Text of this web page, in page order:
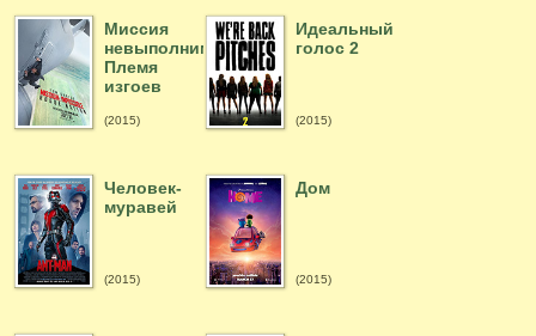
Миссия
невыполнима:
Племя
изгоев
(2015)
Идеальный
голос 2
(2015)
Человек-
муравей
(2015)
Дом
(2015)